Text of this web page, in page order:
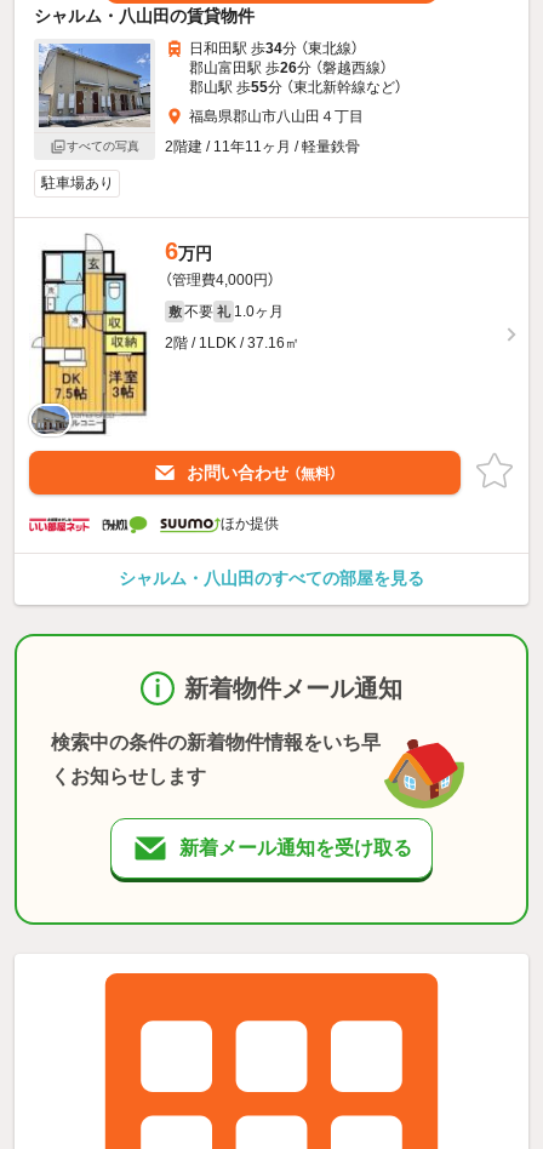
シャルム・八山田の賃貸物件
すべての写真
日和田駅 歩34分 （東北線）
郡山富田駅 歩26分 （磐越西線）
郡山駅 歩55分 （東北新幹線など）
福島県郡山市八山田４丁目
2階建 / 11年11ヶ月 / 軽量鉄骨
駐車場あり
6万円
（管理費4,000円）
敷 不要 礼 1.0ヶ月
2階 / 1LDK / 37.16㎡
お問い合わせ （無料）
ほか提供
シャルム・八山田のすべての部屋を見る
新着物件メール通知
検索中の条件の新着物件情報をいち早
くお知らせします
新着メール通知を受け取る